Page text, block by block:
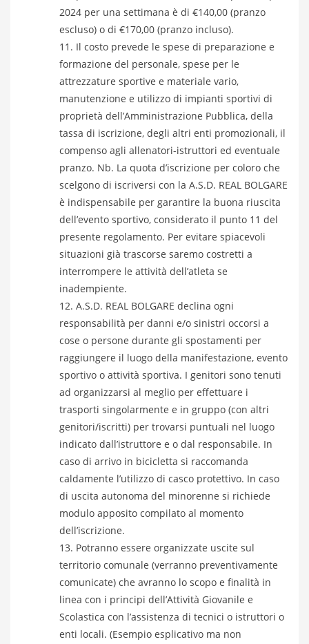
2024 per una settimana è di €140,00 (pranzo
escluso) o di €170,00 (pranzo incluso).
Il costo prevede le spese di preparazione e
formazione del personale, spese per le
attrezzature sportive e materiale vario,
manutenzione e utilizzo di impianti sportivi di
proprietà dell’Amministrazione Pubblica, della
tassa di iscrizione, degli altri enti promozionali, il
compenso agli allenatori-istruttori ed eventuale
pranzo. Nb. La quota d’iscrizione per coloro che
scelgono di iscriversi con la A.S.D. REAL BOLGARE
è indispensabile per garantire la buona riuscita
dell’evento sportivo, considerato il punto 11 del
presente regolamento. Per evitare spiacevoli
situazioni già trascorse saremo costretti a
interrompere le attività dell’atleta se
inadempiente.
A.S.D. REAL BOLGARE declina ogni
responsabilità per danni e/o sinistri occorsi a
cose o persone durante gli spostamenti per
raggiungere il luogo della manifestazione, evento
sportivo o attività sportiva. I genitori sono tenuti
ad organizzarsi al meglio per effettuare i
trasporti singolarmente e in gruppo (con altri
genitori/iscritti) per trovarsi puntuali nel luogo
indicato dall’istruttore e o dal responsabile. In
caso di arrivo in bicicletta si raccomanda
caldamente l’utilizzo di casco protettivo. In caso
di uscita autonoma del minorenne si richiede
modulo apposito compilato al momento
dell’iscrizione.
Potranno essere organizzate uscite sul
territorio comunale (verranno preventivamente
comunicate) che avranno lo scopo e finalità in
linea con i principi dell’Attività Giovanile e
Scolastica con l’assistenza di tecnici o istruttori o
enti locali. (Esempio esplicativo ma non